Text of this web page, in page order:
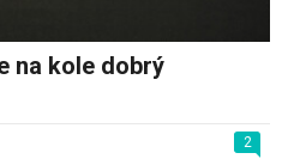
na kole dobrý
2